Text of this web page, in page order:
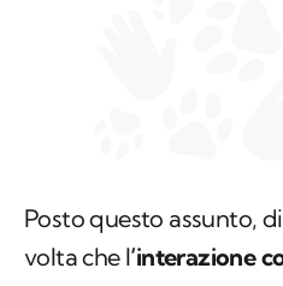
Posto questo assunto,
volta che l‘interazione